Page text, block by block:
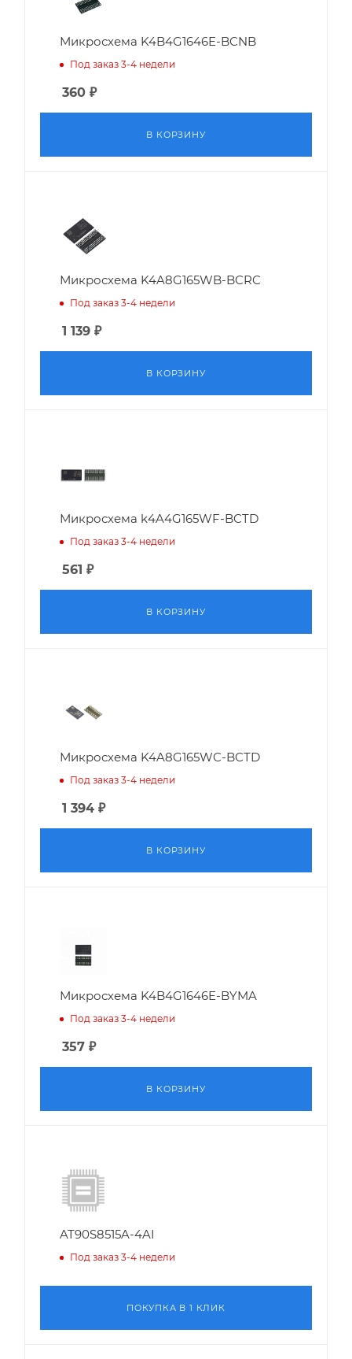
Микросхема K4B4G1646E-BCNB
Под заказ 3-4 недели
360 ₽
В КОРЗИНУ
Микросхема K4A8G165WB-BCRC
Под заказ 3-4 недели
1 139 ₽
В КОРЗИНУ
Микросхема k4A4G165WF-BCTD
Под заказ 3-4 недели
561 ₽
В КОРЗИНУ
Микросхема K4A8G165WC-BCTD
Под заказ 3-4 недели
1 394 ₽
В КОРЗИНУ
Микросхема K4B4G1646E-BYMA
Под заказ 3-4 недели
357 ₽
В КОРЗИНУ
AT90S8515A-4AI
Под заказ 3-4 недели
ПОКУПКА В 1 КЛИК